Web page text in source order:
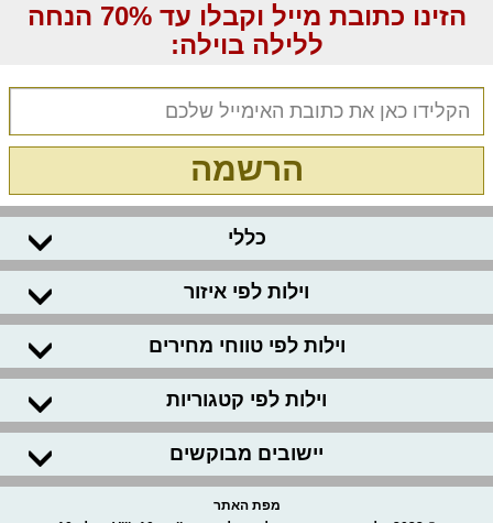
הזינו כתובת מייל וקבלו עד 70% הנחה
ללילה בוילה:
הרשמה
כללי
וילות לפי איזור
וילות לפי טווחי מחירים
וילות לפי קטגוריות
יישובים מבוקשים
מפת האתר